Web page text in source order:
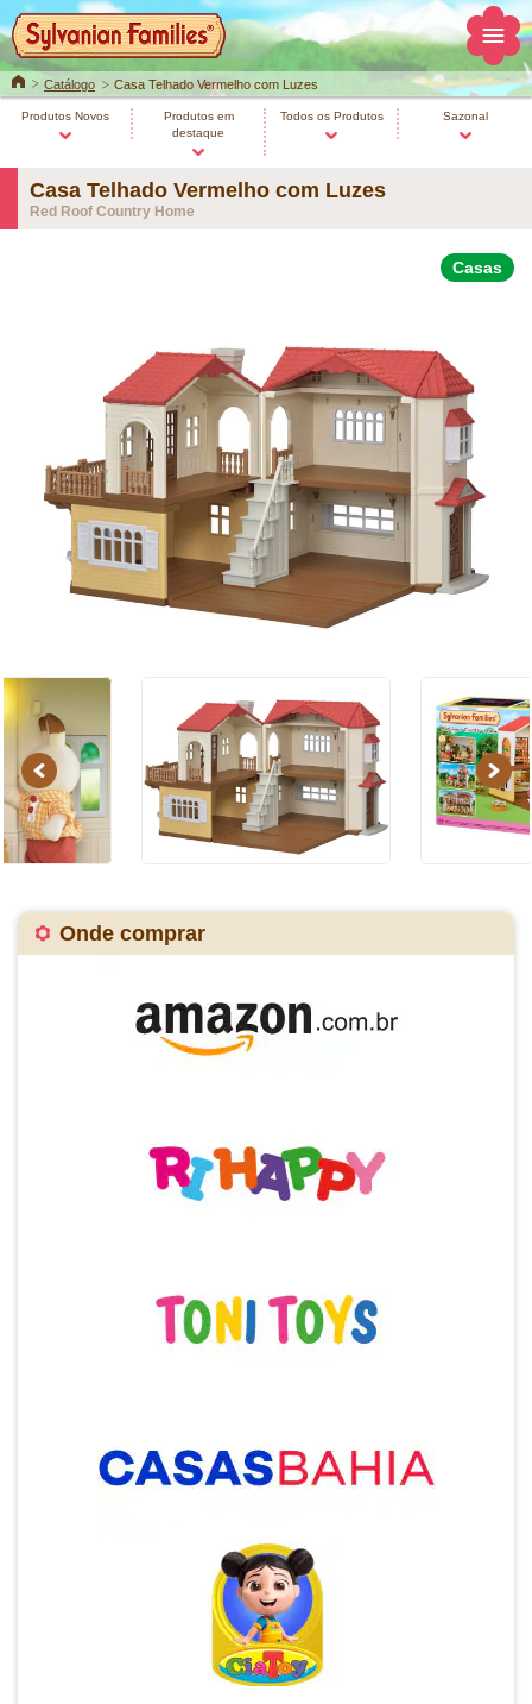
HomeCatálogo Casa Telhado Vermelho com Luzes
Produtos Novos
Produtos em
destaque
Todos os Produtos Sazonal
Casa Telhado Vermelho com Luzes
Red Roof Country Home
Casas
Previous Next
Onde comprar